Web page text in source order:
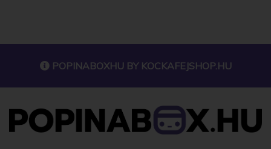
POPINABOXHU BY KOCKAFEJSHOP.HU